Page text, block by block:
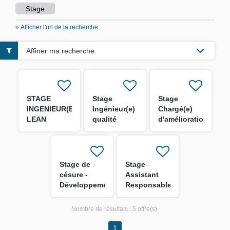
Stage
» Afficher l'url de la recherche
STAGE
INGENIEUR(E)
LEAN
Stage
Ingénieur(e)
qualité
Stage
Chargé(e)
d'amélioration
Stage de
césure -
Développement
Stage
Assistant
Responsable
Industriels
Affiner ma recherche
Nombre de résultats : 5 offre(s)
1